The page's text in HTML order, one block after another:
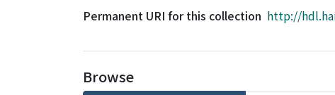
Permanent URI for this collection http://
Browse